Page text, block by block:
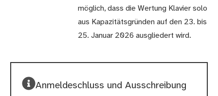
möglich, dass die Wertung Klavier solo
aus Kapazitätsgründen auf den 23. bis
25. Januar 2026 ausgliedert wird.
Anmeldeschluss und Ausschreibung